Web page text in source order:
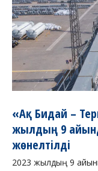
«Ақ Бидай –
жылдың 9
жөнелтілді
2023 жылдың 9